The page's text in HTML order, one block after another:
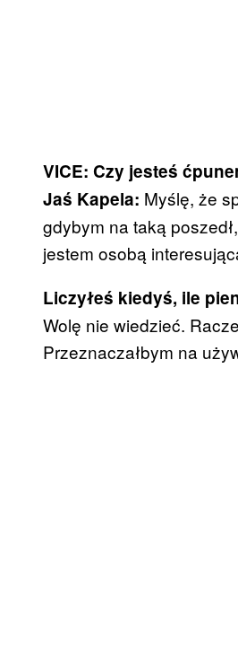
VICE: Czy jesteś
Jaś Kapela: Myślę, że
gdybym na taką
jestem osobą
Liczyłeś kiedyś, ile
Wolę nie wiedzieć.
Przeznaczałbym na